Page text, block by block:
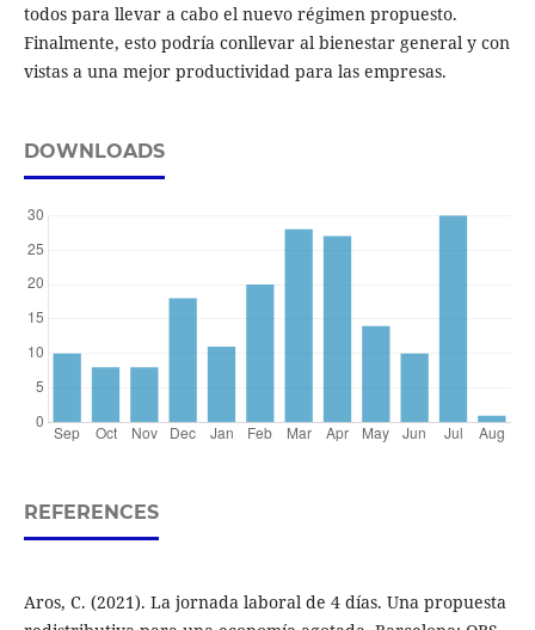
todos para llevar a cabo el nuevo régimen propuesto.
Finalmente, esto podría conllevar al bienestar general y con
vistas a una mejor productividad para las empresas.
DOWNLOADS
REFERENCES
Aros, C. (2021). La jornada laboral de 4 días. Una propuesta